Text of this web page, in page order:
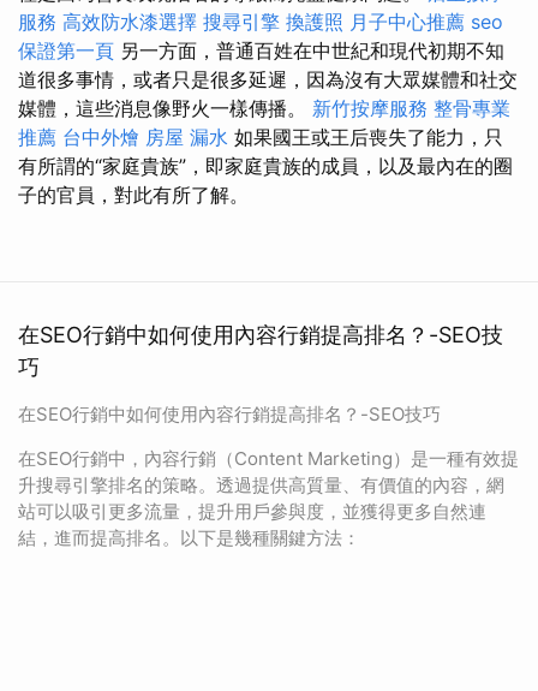
服務 高效防水漆選擇 搜尋引擎 換護照 月子中心推薦 seo
保證第一頁 另一方面，普通百姓在中世紀和現代初期不知
道很多事情，或者只是很多延遲，因為沒有大眾媒體和社交
媒體，這些消息像野火一樣傳播。 新竹按摩服務 整骨專業
推薦 台中外燴 房屋 漏水 如果國王或王后喪失了能力，只
有所謂的“家庭貴族”，即家庭貴族的成員，以及最內在的圈
子的官員，對此有所了解。
在SEO行銷中如何使用內容行銷提高排名？-SEO技
巧
在SEO行銷中如何使用內容行銷提高排名？-SEO技巧
在SEO行銷中，內容行銷（Content Marketing）是一種有效提
升搜尋引擎排名的策略。透過提供高質量、有價值的內容，網
站可以吸引更多流量，提升用戶參與度，並獲得更多自然連
結，進而提高排名。以下是幾種關鍵方法：